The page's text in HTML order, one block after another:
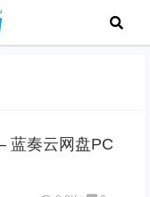
蓝奏云网盘PC